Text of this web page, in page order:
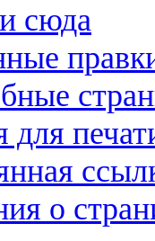
сюда
для
о